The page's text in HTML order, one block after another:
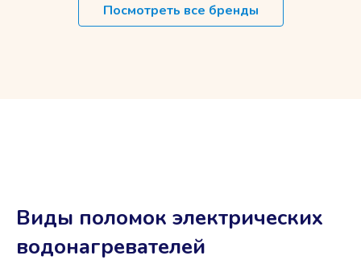
Посмотреть все бренды
Виды поломок электрических
водонагревателей